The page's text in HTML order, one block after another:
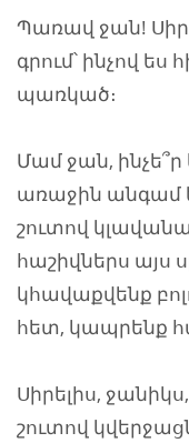
Պառավ ջան!
գրում՝ ինչով
պառկած։
Մամ ջան, ինչե՞ր
առաջին անգամ
շուտով
հաշիվներս այս
կհավաքվենք
հետ, կապրենք
Սիրելիս,
շուտով